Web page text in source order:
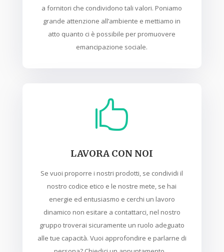
a fornitori che condividono tali valori. Poniamo
grande attenzione all’ambiente e mettiamo in
atto quanto ci è possibile per promuovere
emancipazione sociale.

LAVORA CON NOI
Se vuoi proporre i nostri prodotti, se condividi il
nostro codice etico e le nostre mete, se hai
energie ed entusiasmo e cerchi un lavoro
dinamico non esitare a contattarci, nel nostro
gruppo troverai sicuramente un ruolo adeguato
alle tue capacità. Vuoi approfondire e parlarne di